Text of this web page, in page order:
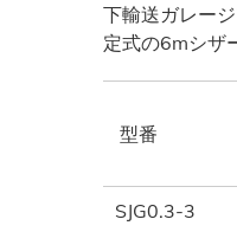
下輸送ガレー
定式の6mシザ
型番
SJG0.3-3